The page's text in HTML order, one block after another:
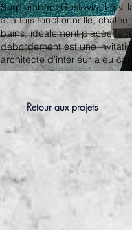
Surplombant Gustavia, La
à la fois fonctionnelle,
bains, idéalement placée
débordement est une
architecte d'intérieur a eu
Retour aux projets